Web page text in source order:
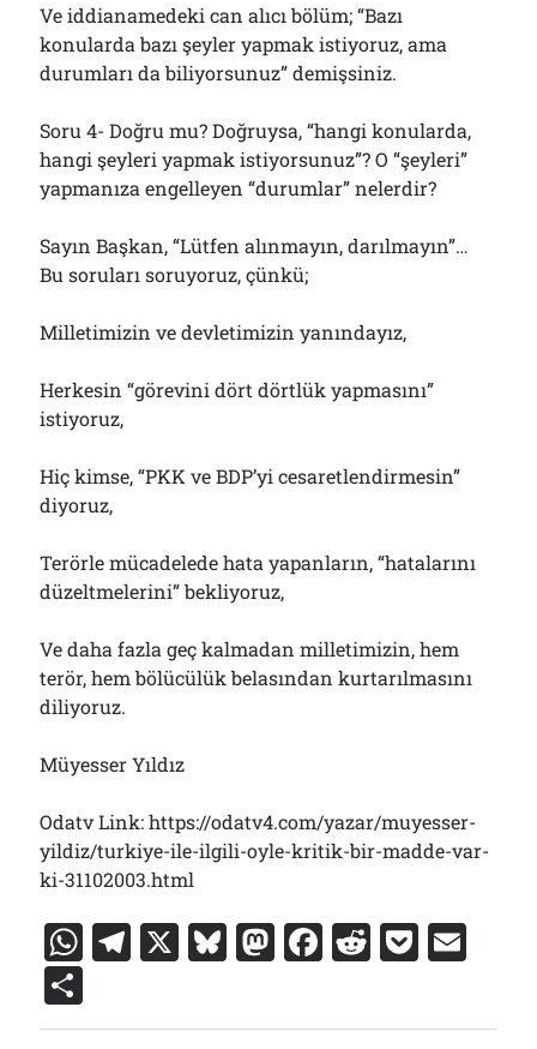
Ve iddianamedeki can alıcı bölüm; “Bazı
konularda bazı şeyler yapmak istiyoruz, ama
durumları da biliyorsunuz” demişsiniz.
Soru 4- Doğru mu? Doğruysa, “hangi konularda,
hangi şeyleri yapmak istiyorsunuz”? O “şeyleri”
yapmanıza engelleyen “durumlar” nelerdir?
Sayın Başkan, “Lütfen alınmayın, darılmayın”…
Bu soruları soruyoruz, çünkü;
Milletimizin ve devletimizin yanındayız,
Herkesin “görevini dört dörtlük yapmasını”
istiyoruz,
Hiç kimse, “PKK ve BDP’yi cesaretlendirmesin”
diyoruz,
Terörle mücadelede hata yapanların, “hatalarını
düzeltmelerini” bekliyoruz,
Ve daha fazla geç kalmadan milletimizin, hem
terör, hem bölücülük belasından kurtarılmasını
diliyoruz.
Müyesser Yıldız
Odatv Link: https://odatv4.com/yazar/muyesser-
yildiz/turkiye-ile-ilgili-oyle-kritik-bir-madde-var-
ki-31102003.html
W
at
T
e
X Bl
e
M
st
F
c
R
d
P
c ai
h